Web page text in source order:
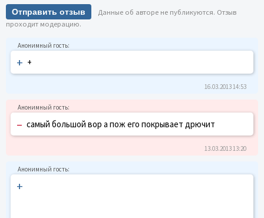
Отправить отзыв
Данные об авторе не публикуются. Отзыв
проходит модерацию.
+ +
16.03.2013 14:53
– самый большой вор а пож его покрывает дрючит
13.03.2013 13:20
+